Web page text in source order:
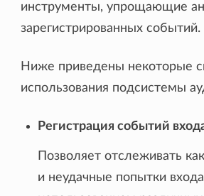
инструменты, упрощающие
зарегистрированных событий.
Ниже приведены некоторые
использования подсистемы
Регистрация событий
Позволяет отслеживать
и неудачные попытки